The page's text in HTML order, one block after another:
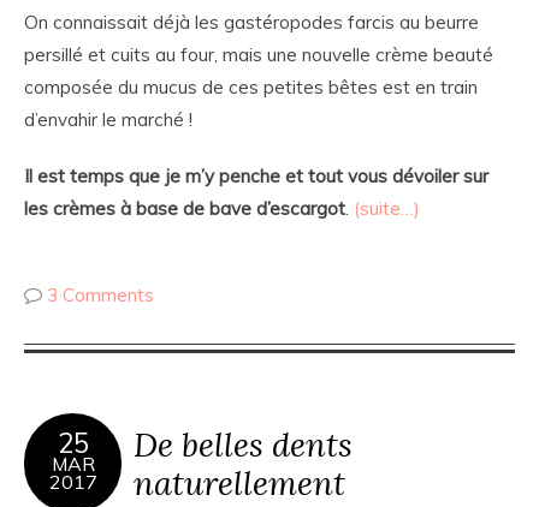
On connaissait déjà les gastéropodes farcis au beurre
persillé et cuits au four, mais une nouvelle crème beauté
composée du mucus de ces petites bêtes est en train
d’envahir le marché !
Il est temps que je m’y penche et tout vous dévoiler sur
les crèmes à base de bave d’escargot. (suite…)
3 Comments
25
MAR
2017
De belles dents
naturellement